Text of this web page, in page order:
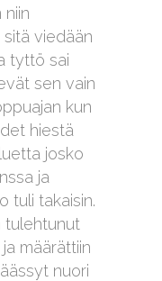
niin
sitä viedään
tyttö sai
sen vain
kun
hiestä
josko
ja
tuli takaisin.
tulehtunut
määrättiin
nuori